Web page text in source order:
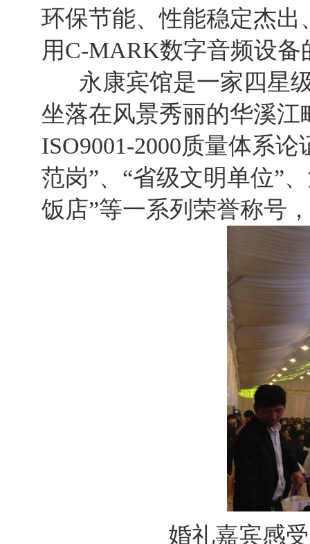
环保节能、性能稳定杰
用C-MARK数字音频设备
永康宾馆是一家四星级
坐落在风景秀丽的华溪
ISO9001-2000质量体系
范岗”、“省级文明单位”
饭店”等一系列荣誉称号
婚礼嘉宾感